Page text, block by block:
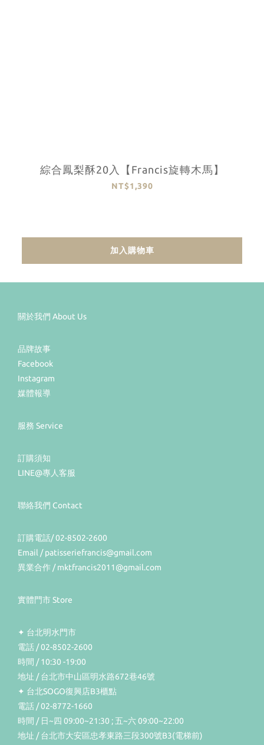
綜合鳳梨酥20入【Francis旋轉木馬】
NT$1,390
加入購物車
關於我們 About Us
品牌故事
Facebook
Instagram
媒體報導
服務 Service
訂購須知
LINE@專人客服
聯絡我們 Contact
訂購電話/ 02-8502-2600
Email / patisseriefrancis@gmail.com
異業合作 / mktfrancis2011@gmail.com
實體門市 Store
✦ 台北明水門市
電話 / 02-8502-2600
時間 / 10:30 -19:00
地址 / 台北市中山區明水路672巷46號
✦ 台北SOGO復興店B3櫃點
電話 / 02-8772-1660
時間 / 日~四 09:00~21:30 ; 五~六 09:00~22:00
地址 / 台北市大安區忠孝東路三段300號B3(電梯前)